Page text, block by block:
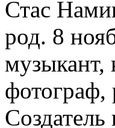
Ста́с
род. 8
музыкант,
фотограф,